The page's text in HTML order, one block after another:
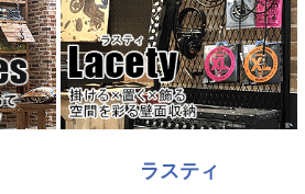
ラスティ